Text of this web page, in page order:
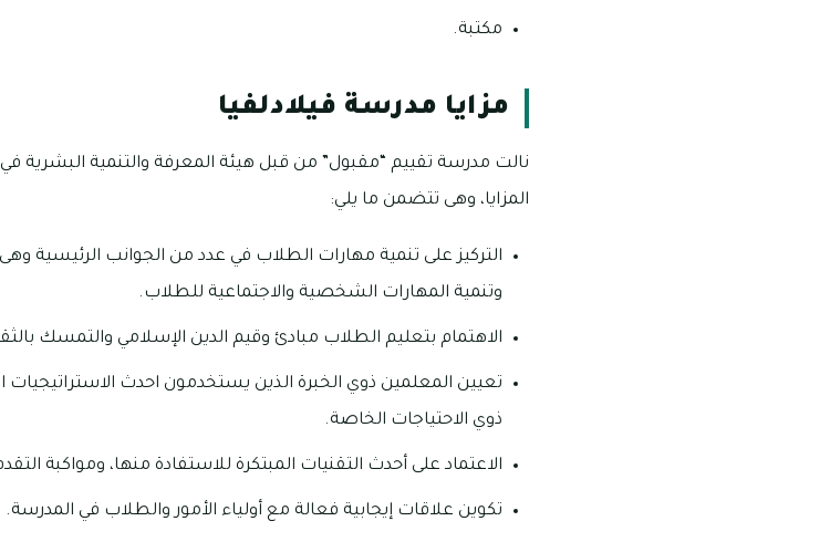
مكتبة.
مزايا مدرسة فيلادلفيا
المزايا، وهى تتضمن ما يلي:
التركيز على تنمية مهارات الطلاب في عدد من الجوانب الرئيسية وهى
وتنمية المهارات الشخصية والاجتماعية للطلاب.
الاهتمام بتعليم الطلاب مبادئ وقيم الدين الإسلامي والتمسك
تعيين المعلمين ذوي الخبرة الذين يستخدمون احدث الاستراتيجيات
ذوي الاحتياجات الخاصة.
الاعتماد على أحدث التقنيات المبتكرة للاستفادة منها، ومواكبة التقدم
تكوين علاقات إيجابية فعالة مع أولياء الأمور والطلاب في المدرسة.